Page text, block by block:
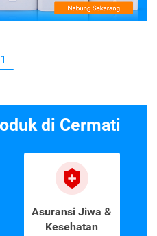
1
di Cermati
Asuransi Jiwa &
Kesehatan